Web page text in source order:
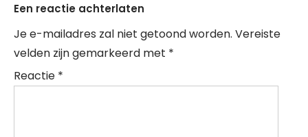
Een reactie achterlaten
Je e-mailadres zal niet getoond worden. Vereiste
velden zijn gemarkeerd met *
Reactie *